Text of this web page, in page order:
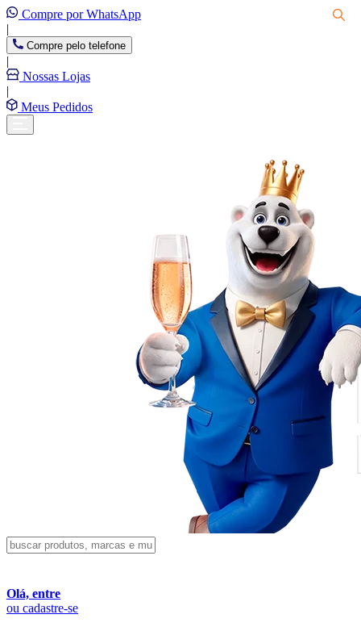
Compre por WhatsApp
|
Compre pelo telefone
|
Nossas Lojas
|
Meus Pedidos
Olá, entre
ou cadastre-se